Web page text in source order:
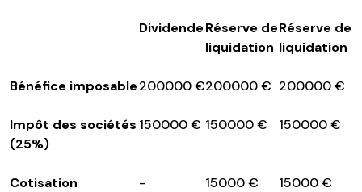
DividendeRéserve de
liquidation
Réserve de
liquidation
Bénéfice imposable200000 €200000 € 200000 €
Impôt des sociétés
(25%)
150000 € 150000 € 150000 €
Cotisation
- 15000 € 15000 €